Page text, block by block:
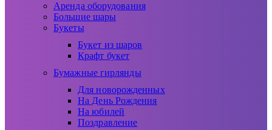
Аренда оборудования
Большие шары
Букеты
Букет из шаров
Крафт букет
Бумажные гирлянды
Для новорожденных
На День Рождения
На юбилей
Поздравление